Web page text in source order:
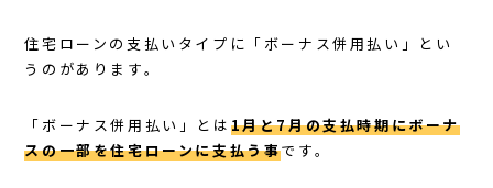
住宅ローンの支払いタイプに「ボーナス併用払い」とい
うのがあります。
「ボーナス併用払い」とは 1月と7月の支払時期にボーナ
スの一部を住宅ローンに支払う事です。